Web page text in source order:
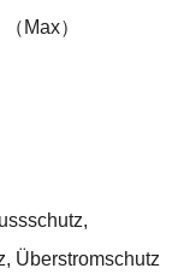
Max）
Überstromschutz